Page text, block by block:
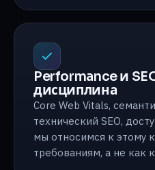
Performance и
дисциплина
Core Web Vitals,
технический SEO,
мы относимся к этому
требованиям, а не как